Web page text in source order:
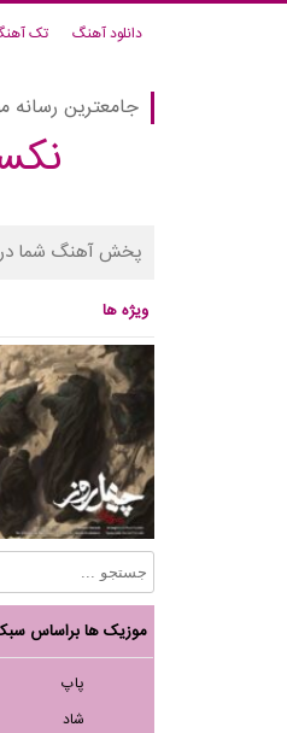
دانلود آهنگ تک
جامعترین رسانه
پخش آهنگ شما در
ویژه ها
موزیک ها براساس
پاپ
شاد